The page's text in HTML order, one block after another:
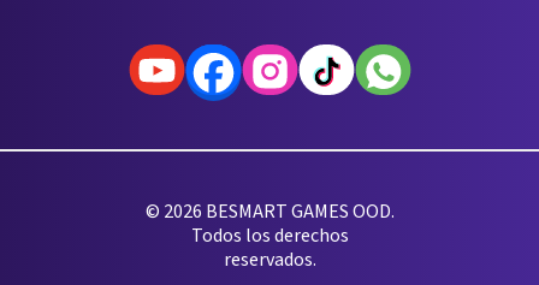
© 2026 BESMART GAMES OOD.
Todos los derechos
reservados.